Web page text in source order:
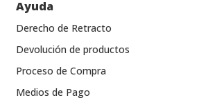
Ayuda
Derecho de Retracto
Devolución de productos
Proceso de Compra
Medios de Pago